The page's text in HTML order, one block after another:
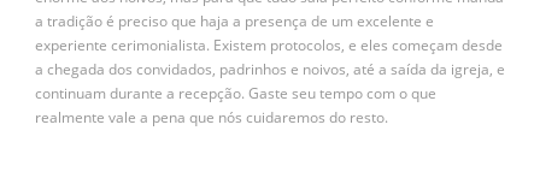
a tradição é preciso que haja a presença de um excelente e
experiente cerimonialista. Existem protocolos, e eles começam desde
a chegada dos convidados, padrinhos e noivos, até a saída da igreja, e
continuam durante a recepção. Gaste seu tempo com o que
realmente vale a pena que nós cuidaremos do resto.